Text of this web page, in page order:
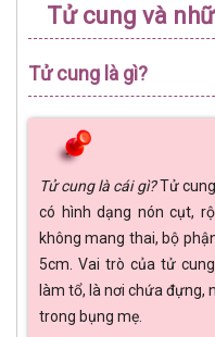
Tử cung và
Tử cung là gì?
Tử cung là cái gì?Tử
có hình dạng nón cụt,
không mang thai, bộ
5cm. Vai trò của tử
làm tổ, là nơi chứa đựng,
trong bụng mẹ.